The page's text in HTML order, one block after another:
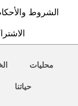
الشروط
محليات
حياتنا